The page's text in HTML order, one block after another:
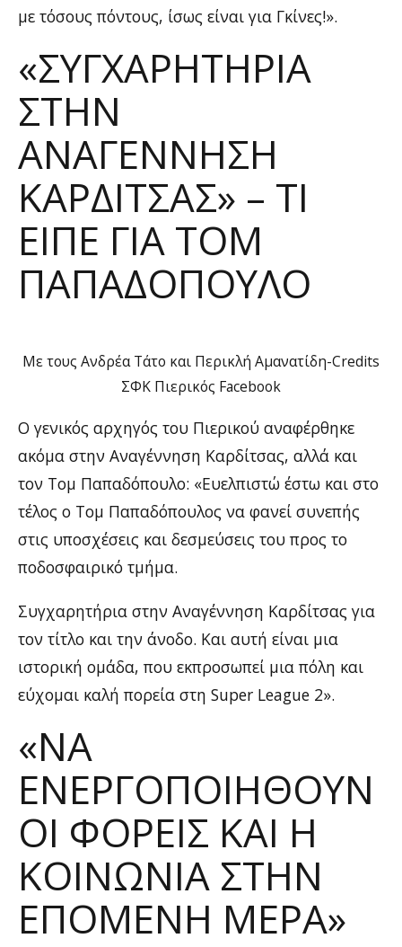
με τόσους πόντους, ίσως είναι για Γκίνες!».
«ΣΥΓΧΑΡΗΤΉΡΙΑ
ΣΤΗΝ
ΑΝΑΓΈΝΝΗΣΗ
ΚΑΡΔΊΤΣΑΣ» – ΤΙ
ΕΊΠΕ ΓΙΑ ΤΟΜ
ΠΑΠΑΔΌΠΟΥΛΟ
Με τους Ανδρέα Τάτο και Περικλή Αμανατίδη-Credits
ΣΦΚ Πιερικός Facebook
Ο γενικός αρχηγός του Πιερικού αναφέρθηκε
ακόμα στην Αναγέννηση Καρδίτσας, αλλά και
τον Τομ Παπαδόπουλο: «Ευελπιστώ έστω και στο
τέλος ο Τομ Παπαδόπουλος να φανεί συνεπής
στις υποσχέσεις και δεσμεύσεις του προς το
ποδοσφαιρικό τμήμα.
Συγχαρητήρια στην Αναγέννηση Καρδίτσας για
τον τίτλο και την άνοδο. Και αυτή είναι μια
ιστορική ομάδα, που εκπροσωπεί μια πόλη και
εύχομαι καλή πορεία στη Super League 2».
«ΝΑ
ΕΝΕΡΓΟΠΟΙΗΘΟΎΝ
ΟΙ ΦΟΡΕΊΣ ΚΑΙ Η
ΚΟΙΝΩΝΊΑ ΣΤΗΝ
ΕΠΌΜΕΝΗ ΜΈΡΑ»